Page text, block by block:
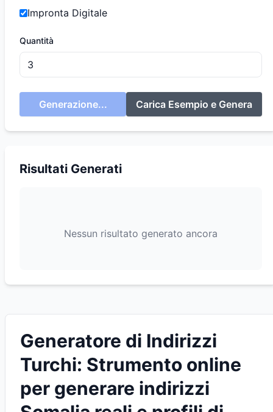
Impronta Digitale
Quantità
Generazione... Carica Esempio e Genera
Risultati Generati
Nessun risultato generato ancora
Generatore di Indirizzi
Turchi: Strumento online
per generare indirizzi